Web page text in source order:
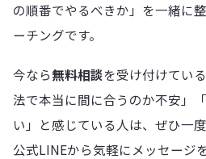
の順番でやるべきか」を一緒に
ーチングです。
今なら無料相談を受け付けてい
法で本当に間に合うのか不安」
い」と感じている人は、ぜひ一
公式LINEから気軽にメッセージ